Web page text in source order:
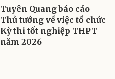
Tuyên Quang báo cáo
Thủ tướng về việc tổ chức
Kỳ thi tốt nghiệp THPT
năm 2026